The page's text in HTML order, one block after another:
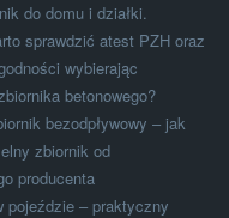
do domu i działki.
sprawdzić atest PZH oraz
wybierając
betonowego?
bezodpływowy – jak
zbiornik od
producenta
pojeździe – praktyczny